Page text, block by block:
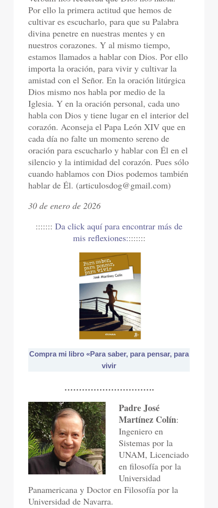
Por ello la primera actitud que hemos de
cultivar es escucharlo, para que su Palabra
divina penetre en nuestras mentes y en
nuestros corazones. Y al mismo tiempo,
estamos llamados a hablar con Dios. Por ello
importa la oración, para vivir y cultivar la
amistad con el Señor. En la oración litúrgica
Dios mismo nos habla por medio de la
Iglesia. Y en la oración personal, cada uno
habla con Dios y tiene lugar en el interior del
corazón. Aconseja el Papa León XIV que en
cada día no falte un momento sereno de
oración para escucharlo y hablar con Él en el
silencio y la intimidad del corazón. Pues sólo
cuando hablamos con Dios podemos también
hablar de Él. (articulosdog@gmail.com)
30 de enero de 2026
::::::: Da click aquí para encontrar más de
mis reflexiones::::::::
Compra mi libro «Para saber, para pensar, para
vivir
………………………….
Padre José
Martínez Colín:
Ingeniero en
Sistemas por la
UNAM, Licenciado
en filosofía por la
Universidad
Panamericana y Doctor en Filosofía por la
Universidad de Navarra.